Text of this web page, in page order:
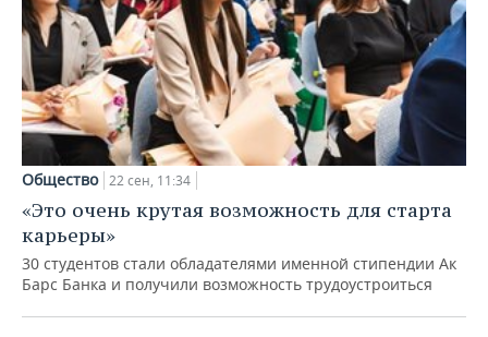
Общество 22 сен, 11:34
«Это очень крутая возможность для старта
карьеры»
30 студентов стали обладателями именной стипендии Ак
Барс Банка и получили возможность трудоустроиться